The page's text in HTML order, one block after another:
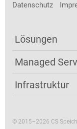
Datenschutz
Lösungen
Managed
Infrastruktur
© 2015–2026 CS